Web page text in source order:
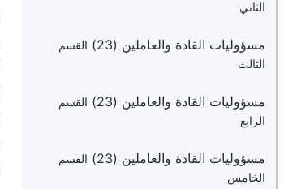
الثاني
مسؤوليات القادة والعاملين (23)
القسم
الثالث
مسؤوليات القادة والعاملين (23)
القسم
الرابع
مسؤوليات القادة والعاملين (23)
القسم
الخامس